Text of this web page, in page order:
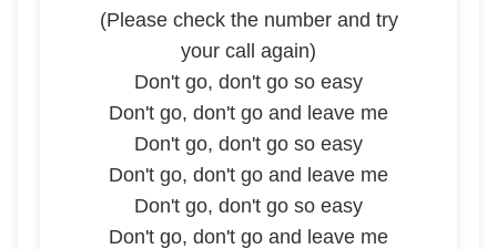
(Please check the number and try
your call again)
Don't go, don't go so easy
Don't go, don't go and leave me
Don't go, don't go so easy
Don't go, don't go and leave me
Don't go, don't go so easy
Don't go, don't go and leave me